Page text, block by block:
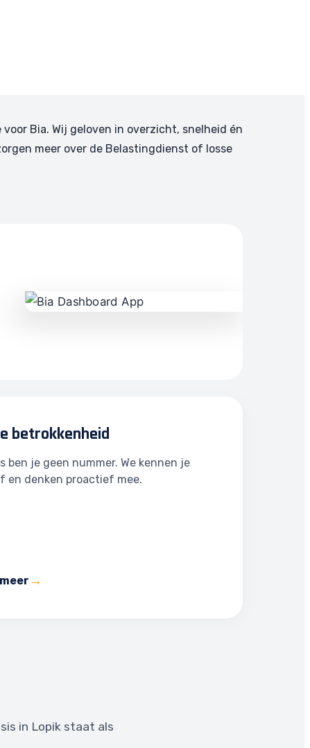
voor Bia. Wij geloven in overzicht, snelheid én
meer over de Belastingdienst of losse
betrokkenheid
ben je geen nummer. We kennen je
en denken proactief mee.
in Lopik staat als